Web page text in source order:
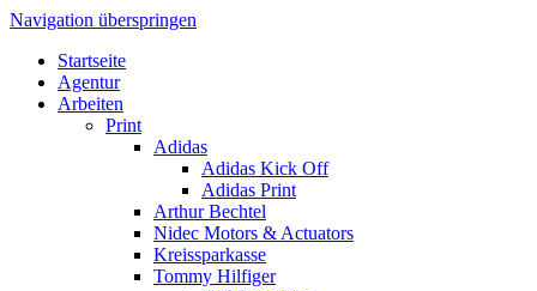
Navigation überspringen
Startseite
Agentur
Arbeiten
Print
Adidas
Adidas Kick Off
Adidas Print
Arthur Bechtel
Nidec Motors & Actuators
Kreissparkasse
Tommy Hilfiger